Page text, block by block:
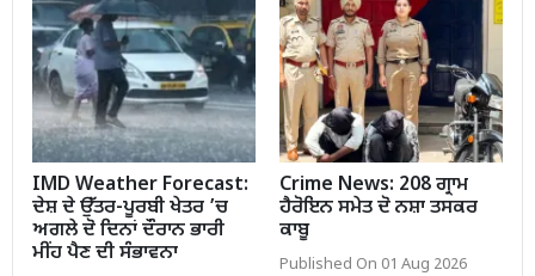
IMD Weather Forecast:
ਦੇਸ਼ ਦੇ ਉੱਤਰ-ਪੂਰਬੀ ਖੇਤਰ ’ਚ
ਅਗਲੇ ਦੋ ਦਿਨਾਂ ਦੌਰਾਨ ਭਾਰੀ
ਮੀਂਹ ਪੈਣ ਦੀ ਸੰਭਾਵਨਾ
Crime News: 208 ਗ੍ਰਾਮ
ਹੈਰੋਇਨ ਸਮੇਤ ਦੋ ਨਸ਼ਾ ਤਸਕਰ
ਕਾਬੂ
Published On 01 Aug 2026